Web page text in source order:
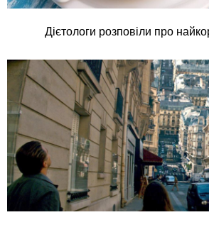
Дієтологи розповіли про